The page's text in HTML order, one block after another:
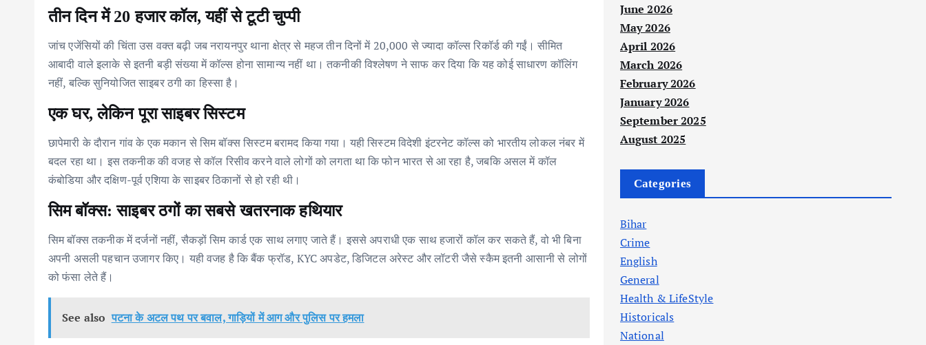
तीन दिन में 20 हजार कॉल, यहीं से टूटी चुप्पी
जांच एजेंसियों की चिंता उस वक्त बढ़ी जब नरायनपुर थाना क्षेत्र से महज तीन दिनों में 20,000 से ज्यादा कॉल्स रिकॉर्ड की गईं। सीमित
आबादी वाले इलाके से इतनी बड़ी संख्या में कॉल्स होना सामान्य नहीं था। तकनीकी विश्लेषण ने साफ कर दिया कि यह कोई साधारण कॉलिंग
नहीं, बल्कि सुनियोजित साइबर ठगी का हिस्सा है।
एक घर, लेकिन पूरा साइबर सिस्टम
छापेमारी के दौरान गांव के एक मकान से सिम बॉक्स सिस्टम बरामद किया गया। यही सिस्टम विदेशी इंटरनेट कॉल्स को भारतीय लोकल नंबर में
बदल रहा था। इस तकनीक की वजह से कॉल रिसीव करने वाले लोगों को लगता था कि फोन भारत से आ रहा है, जबकि असल में कॉल
कंबोडिया और दक्षिण-पूर्व एशिया के साइबर ठिकानों से हो रही थी।
सिम बॉक्स: साइबर ठगों का सबसे खतरनाक हथियार
सिम बॉक्स तकनीक में दर्जनों नहीं, सैकड़ों सिम कार्ड एक साथ लगाए जाते हैं। इससे अपराधी एक साथ हजारों कॉल कर सकते हैं, वो भी बिना
अपनी असली पहचान उजागर किए। यही वजह है कि बैंक फ्रॉड, KYC अपडेट, डिजिटल अरेस्ट और लॉटरी जैसे स्कैम इतनी आसानी से लोगों
को फंसा लेते हैं।
See also पटना के अटल पथ पर बवाल, गाड़ियों में आग और पुलिस पर हमला
June 2026
May 2026
April 2026
March 2026
February 2026
January 2026
September 2025
August 2025
Categories
Bihar
Crime
English
General
Health & LifeStyle
Historicals
National